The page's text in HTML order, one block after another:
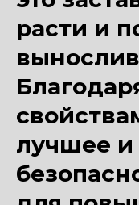
расти и
лучшее и